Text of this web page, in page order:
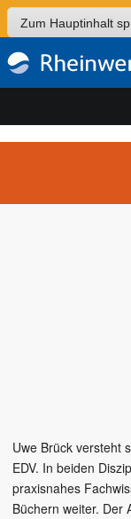
Zum Hauptinhalt
Sommer-
Uwe Brück versteht
EDV. In beiden
praxisnahes
Büchern weiter. Der